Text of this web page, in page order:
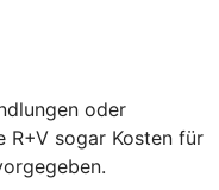
oder
R+V sogar Kosten für